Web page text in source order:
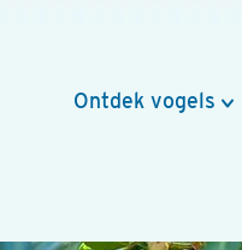
Ontdek vogels